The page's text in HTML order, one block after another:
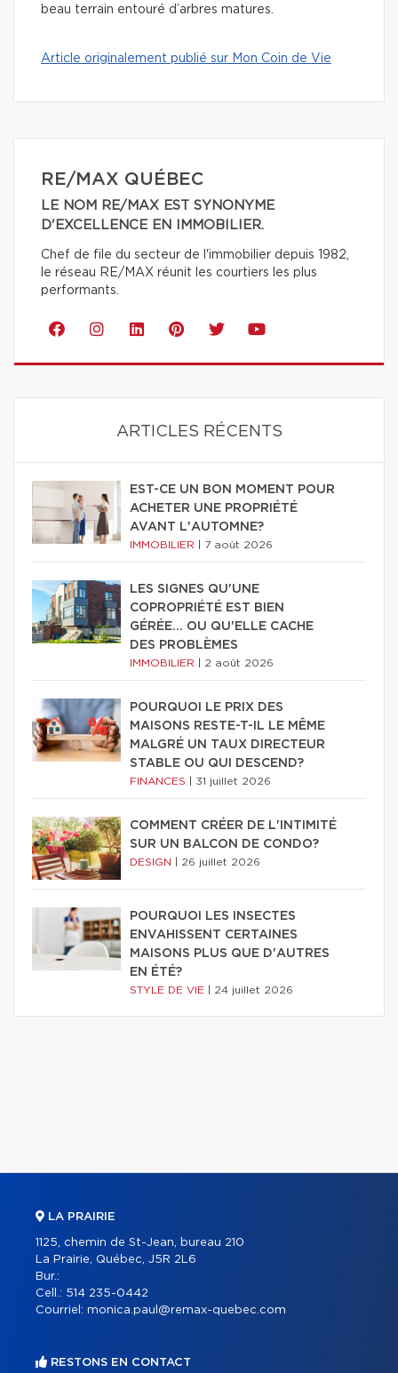
beau terrain entouré d’arbres matures.
Article originalement publié sur Mon Coin de Vie
RE/MAX QUÉBEC
LE NOM RE/MAX EST SYNONYME
D'EXCELLENCE EN IMMOBILIER.
Chef de file du secteur de l'immobilier depuis 1982,
le réseau RE/MAX réunit les courtiers les plus
performants.
ARTICLES RÉCENTS
EST-CE UN BON MOMENT POUR
ACHETER UNE PROPRIÉTÉ
AVANT L'AUTOMNE?
IMMOBILIER 7 août 2026
LES SIGNES QU'UNE
COPROPRIÉTÉ EST BIEN
GÉRÉE… OU QU'ELLE CACHE
DES PROBLÈMES
IMMOBILIER 2 août 2026
POURQUOI LE PRIX DES
MAISONS RESTE-T-IL LE MÊME
MALGRÉ UN TAUX DIRECTEUR
STABLE OU QUI DESCEND?
FINANCES 31 juillet 2026
COMMENT CRÉER DE L'INTIMITÉ
SUR UN BALCON DE CONDO?
DESIGN 26 juillet 2026
POURQUOI LES INSECTES
ENVAHISSENT CERTAINES
MAISONS PLUS QUE D'AUTRES
EN ÉTÉ?
STYLE DE VIE 24 juillet 2026
LA PRAIRIE
1125, chemin de St-Jean, bureau 210
La Prairie, Québec, J5R 2L6
Bur.:
Cell.: 514 235-0442
Courriel: monica.paul@remax-quebec.com
RESTONS EN CONTACT